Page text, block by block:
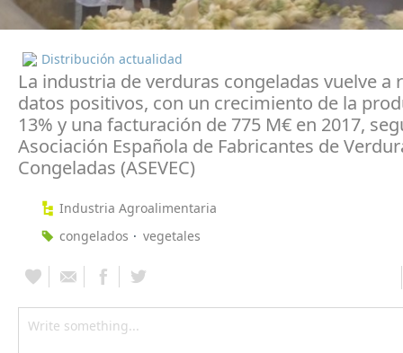
Distribución actualidad
La industria de verduras congeladas vuelve a
datos positivos, con un crecimiento de la
13% y una facturación de 775 M€ en 2017,
Asociación Española de Fabricantes de
Congeladas (ASEVEC)
Industria Agroalimentaria
congelados
vegetales